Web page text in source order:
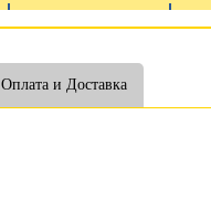
Оплата и Доставка